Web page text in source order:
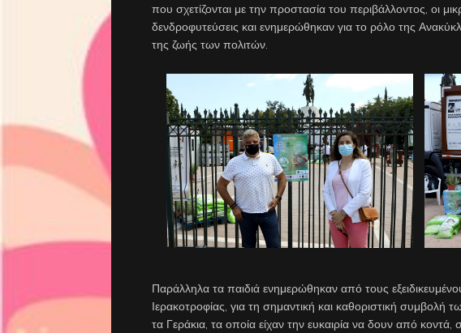
που σχετίζονται με την προστασία του περιβάλλοντος, οι
δενδροφυτεύσεις και ενημερώθηκαν για το ρόλο της
της ζωής των πολιτών.
Παράλληλα τα παιδιά ενημερώθηκαν από τους
Ιερακοτροφίας, για τη σημαντική και καθοριστική συμβολή
τα Γεράκια, τα οποία είχαν την ευκαιρία να δουν από κοντά,